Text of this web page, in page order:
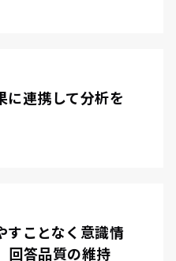
に連携して分析を
すことなく意識情
回答品質の維持